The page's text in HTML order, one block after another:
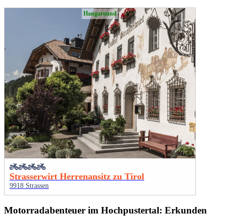
Hangaround
Strasserwirt Herrenansitz zu Tirol
9918 Strassen
Motorradabenteuer im Hochpustertal: Erkunden